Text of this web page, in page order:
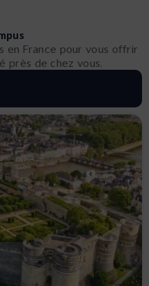
en France pour vous offrir
près de chez vous.